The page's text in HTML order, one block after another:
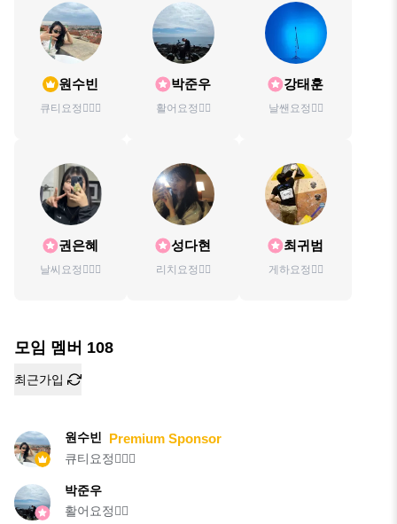
원수빈
큐티요정🧚🏻‍♀️
박준우
활어요정🧚‍♂️
강태훈
날쌘요정🧚‍♂️
권은혜
날씨요정🧚🏻‍♀️
성다현
리치요정🧚‍♀️
최귀범
게하요정🧚‍♂️
모임 멤버 108
최근가입
원수빈 Premium Sponsor
큐티요정🧚🏻‍♀️
박준우
활어요정🧚‍♂️